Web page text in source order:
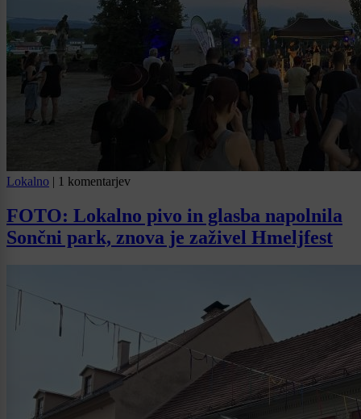
Lokalno | 1 komentarjev
FOTO: Lokalno pivo in glasba napolnila
Sončni park, znova je zaživel Hmeljfest